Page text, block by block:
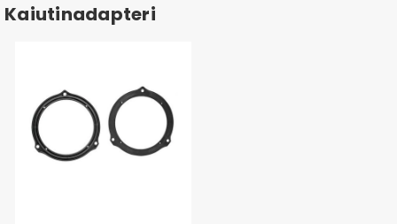
Kaiutinadapteri